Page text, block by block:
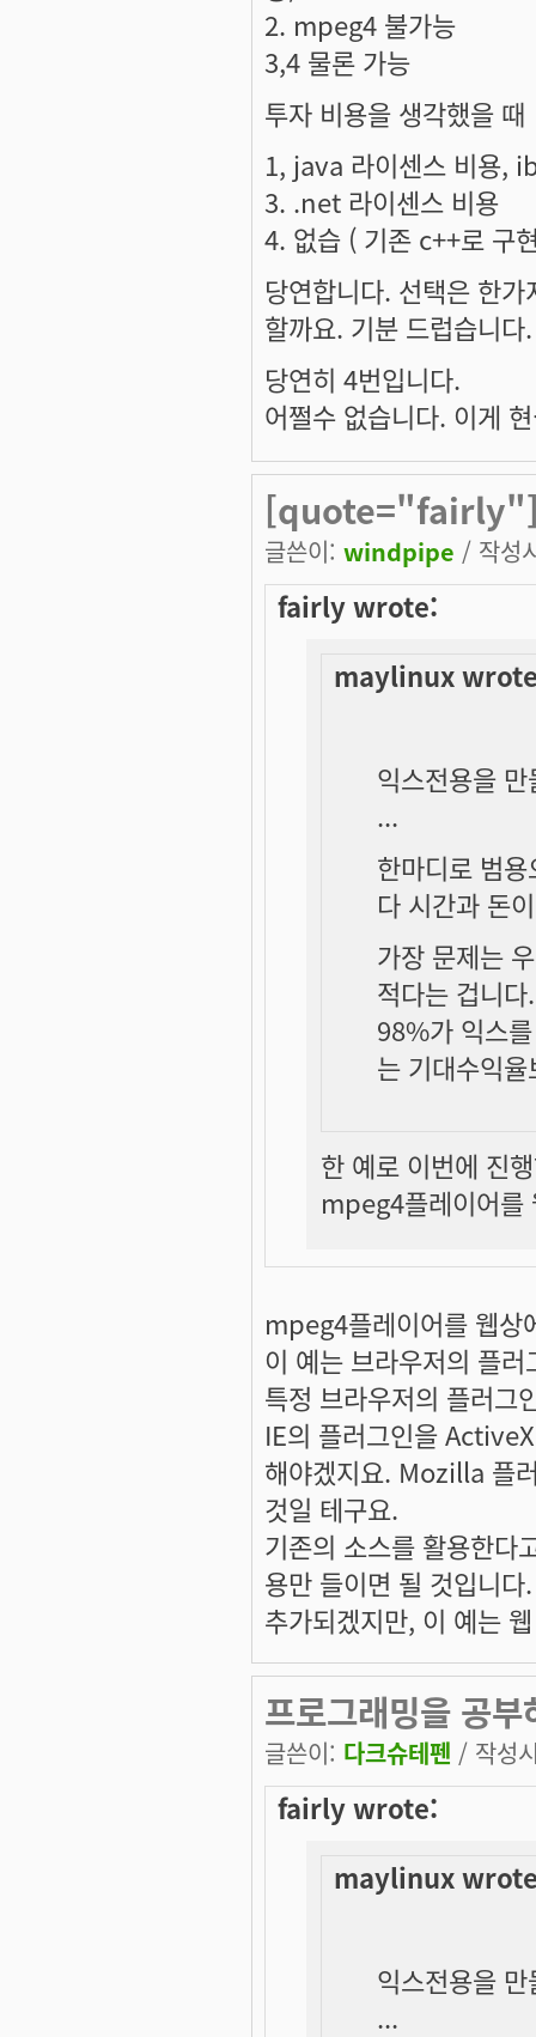
2. mpeg4 불가능
3,4 물론 가능
투자 비용을 생각했을 때
1, java 라이센스 비용,
3. .net 라이센스 비용
4. 없습 ( 기존 c++로 구
당연합니다. 선택은 한
할까요. 기분 드럽습니
당연히 4번입니다.
어쩔수 없습니다. 이게
글쓴이: windpipe / 작성
fairly wrote:
maylinux
익스전용을
...
한마디로 범
다 시간과 돈
가장 문제는
적다는 겁니다.
98%가 익스
는 기대수익
한 예로 이번에 진
mpeg4플레이어를
mpeg4플레이어를 웹상
이 예는 브라우저의 플
특정 브라우저의 플러그
IE의 플러그인을
해야겠지요. Mozilla 플
것일 테구요.
기존의 소스를 활용한다
용만 들이면 될 것입니
추가되겠지만, 이 예는
프로그래밍을 공
글쓴이: 다크슈테펜 / 작성
fairly wrote:
maylinux
익스전용을
...